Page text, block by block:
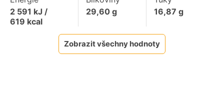
2 591 kJ /
619 kcal
29,60g
16,87 g
Zobrazit všechny hodnoty